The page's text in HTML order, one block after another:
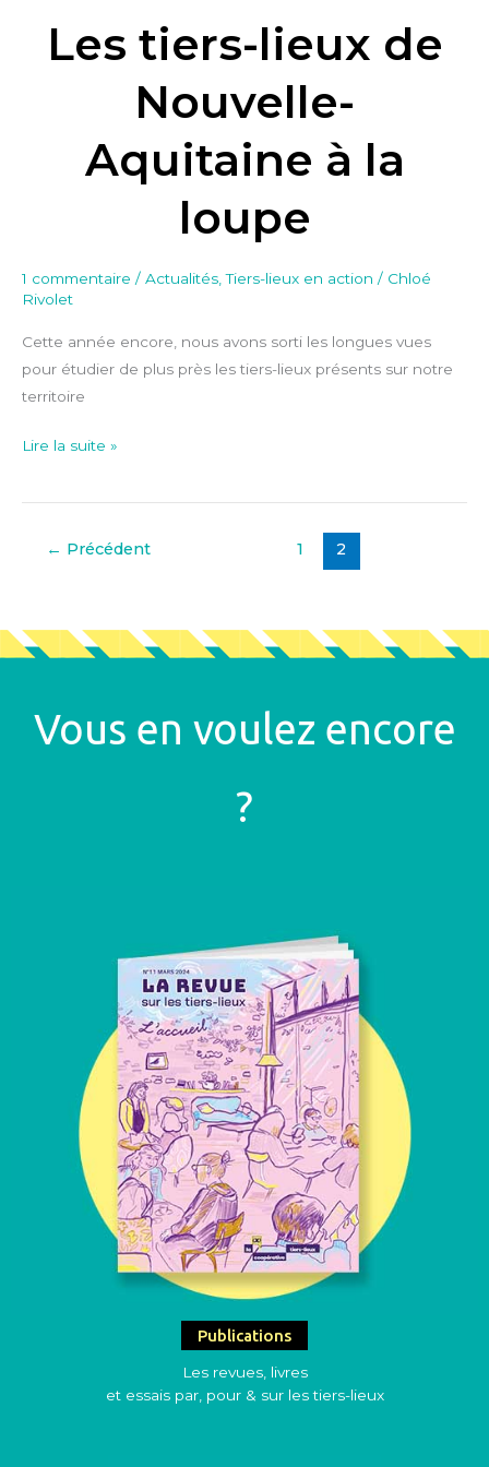
Les tiers-lieux de
Nouvelle-
Aquitaine à la
loupe
1 commentaire / Actualités,Tiers-lieux en action / Chloé
Rivolet
Cette année encore, nous avons sorti les longues vues
pour étudier de plus près les tiers-lieux présents sur notre
territoire
Lire la suite »
← Précédent 1 2
Vous en voulez encore
?
Publications
Les revues, livres
et essais par, pour & sur les tiers-lieux